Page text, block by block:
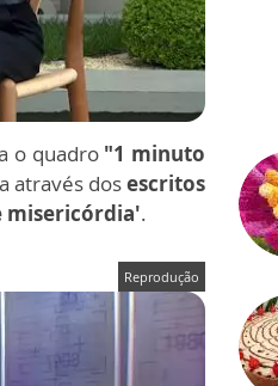
o quadro "1 minuto
através dosescritos
misericórdia'.
Reprodução